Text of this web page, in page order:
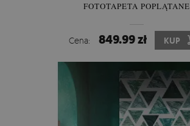
FOTOTAPETA POPLĄTANE
Cena: 849.99 zł KUP